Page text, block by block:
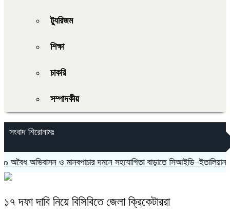
ট্যুরিজম
শিক্ষা
চাকরি
সম্পাদকীয়
সংবাদ শিরোনামঃ
অভিবাসন ও মানবপাচার দমনে সহযোগিতা বাড়াতে সিআইডি–ইতালিয়ান
১৭ দফা দাবি নিয়ে বিসিবিতে জেলা ক্রিকেটাররা